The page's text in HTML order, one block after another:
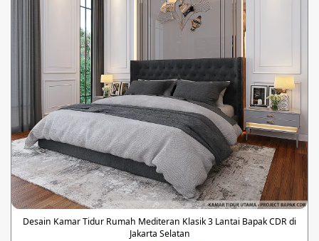
Desain Kamar Tidur Rumah Mediteran Klasik 3 Lantai Bapak CDR di
Jakarta Selatan